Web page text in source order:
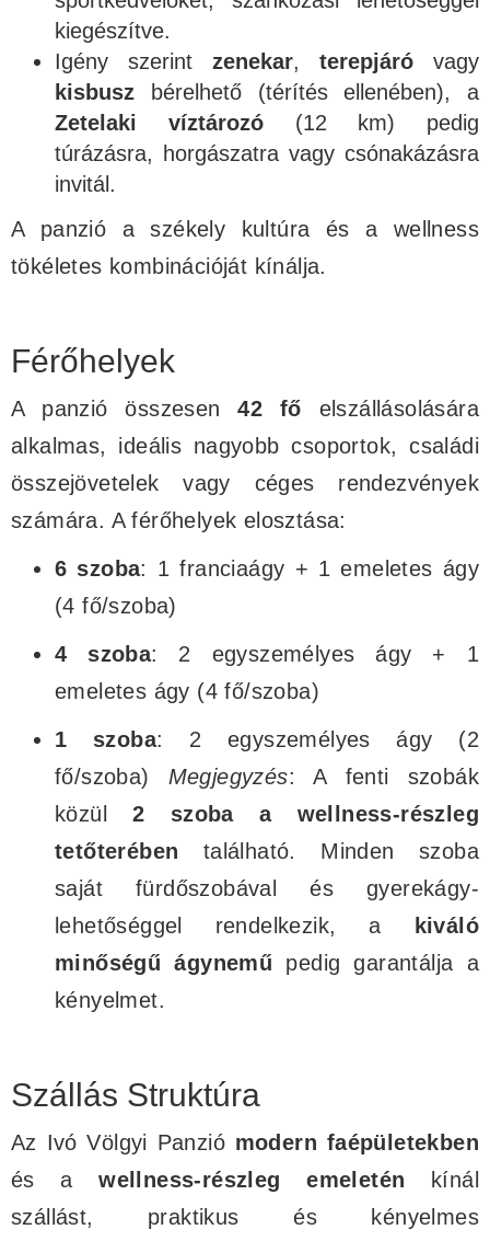
kiegészítve.
Igény szerint zenekar, terepjáró vagy
kisbusz bérelhető (térítés ellenében), a
Zetelaki víztározó(12 km) pedig
túrázásra, horgászatra vagy csónakázásra
invitál.
A panzió a székely kultúra és a wellness
tökéletes kombinációját kínálja.
Férőhelyek
A panzió összesen42 fő elszállásolására
alkalmas, ideális nagyobb csoportok, családi
összejövetelek vagy céges rendezvények
számára. A férőhelyek elosztása:
6 szoba: 1 franciaágy + 1 emeletes ágy
(4 fő/szoba)
4 szoba: 2 egyszemélyes ágy + 1
emeletes ágy (4 fő/szoba)
1 szoba: 2 egyszemélyes ágy (2
fő/szoba) Megjegyzés: A fenti szobák
közül2 szoba a wellness-részleg
tetőterében található. Minden szoba
saját fürdőszobával és gyerekágy-
lehetőséggel rendelkezik, a
kiváló
minőségű ágynemű pedig garantálja a
kényelmet.
Szállás Struktúra
Az Ivó Völgyi Panzió modern faépületekben
és awellness-részleg emeletén kínál
szállást, praktikus és kényelmes